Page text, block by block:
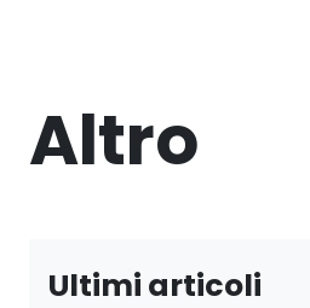
Altro
Ultimi articoli